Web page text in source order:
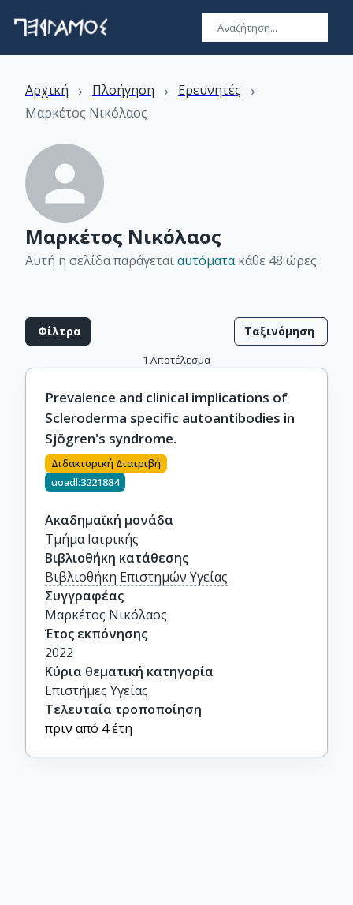
Αρχική › Πλοήγηση › Ερευνητές ›
Μαρκέτος Νικόλαος
Μαρκέτος Νικόλαος
Αυτή η σελίδα παράγεταιαυτόματακάθε 48 ώρες.
Φίλτρα Ταξινόμηση
1 Αποτέλεσμα
Prevalence and clinical implications of
Scleroderma specific autoantibodies in
Sjögren's syndrome.
Διδακτορική Διατριβή
uoadl:3221884
Ακαδημαϊκή μονάδα
Τμήμα Ιατρικής
Βιβλιοθήκη κατάθεσης
Βιβλιοθήκη Επιστημών Υγείας
Συγγραφέας
Μαρκέτος Νικόλαος
Έτος εκπόνησης
2022
Κύρια θεματική κατηγορία
Επιστήμες Υγείας
Τελευταία τροποποίηση
πριν από 4 έτη